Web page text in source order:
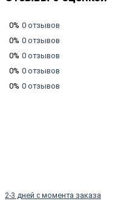
0% 0 отзывов
0% 0 отзывов
0% 0 отзывов
0% 0 отзывов
0% 0 отзывов
2-3 дней с момента заказа